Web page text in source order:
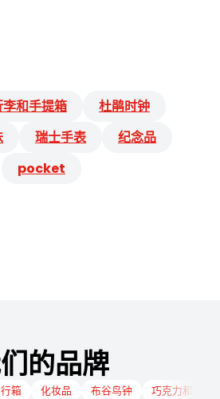
李和手提箱
杜鹃时钟
瑞士手表
纪念品
pocket
的品牌
箱 化妆品 布谷鸟钟 巧克力和糖果